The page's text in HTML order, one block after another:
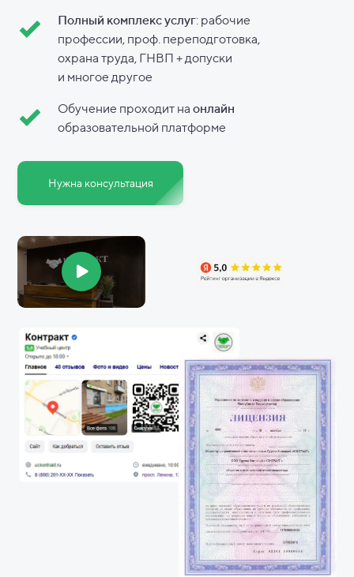
Нужна консультация
Обучение проходит наонлайн
образовательной платформе
Полный комплекс услуг: рабочие
профессии, проф. переподготовка,
охрана труда, ГНВП + допуски
и многое другое